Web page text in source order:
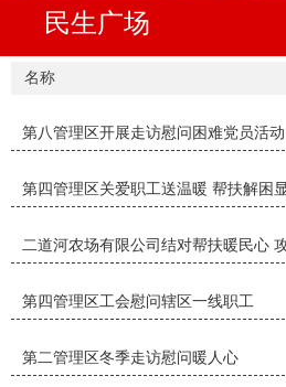
民生广场
名称
第八管理区开展走访慰问困难党员活动
第四管理区关爱职工送温暖 帮扶解困
二道河农场有限公司结对帮扶暖民心
第四管理区工会慰问辖区一线职工
第二管理区冬季走访慰问暖人心